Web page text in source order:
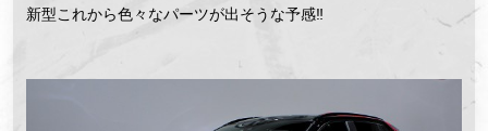
新型これから色々なパーツが出そうな予感‼️